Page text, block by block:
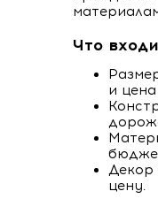
Что
и
Декор
цену.